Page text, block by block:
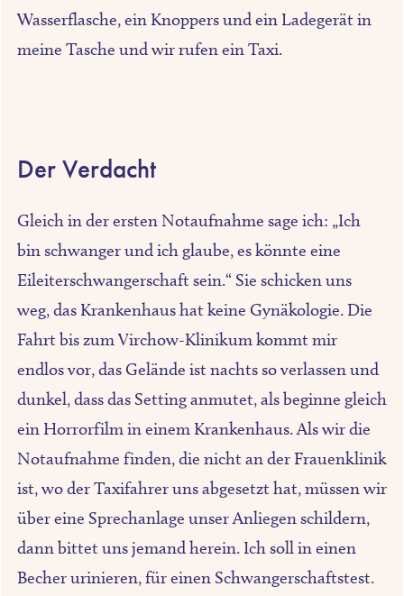
Wasserflasche, ein Knoppers und ein Ladegerät in
meine Tasche und wir rufen ein Taxi.
Der Verdacht
Gleich in der ersten Notaufnahme sage ich: „Ich
bin schwanger und ich glaube, es könnte eine
Eileiterschwangerschaft sein.“ Sie schicken uns
weg, das Krankenhaus hat keine Gynäkologie. Die
Fahrt bis zum Virchow-Klinikum kommt mir
endlos vor, das Gelände ist nachts so verlassen und
dunkel, dass das Setting anmutet, als beginne gleich
ein Horrorfilm in einem Krankenhaus. Als wir die
Notaufnahme finden, die nicht an der Frauenklinik
ist, wo der Taxifahrer uns abgesetzt hat, müssen wir
über eine Sprechanlage unser Anliegen schildern,
dann bittet uns jemand herein. Ich soll in einen
Becher urinieren, für einen Schwangerschaftstest.